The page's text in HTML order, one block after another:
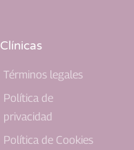
Clínicas
Términos legales
Política de
privacidad
Política de Cookies